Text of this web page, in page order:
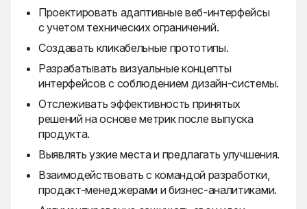
Проектировать адаптивные веб-интерфейсы
с учетом технических ограничений.
Создавать кликабельные прототипы.
Разрабатывать визуальные концепты
интерфейсов с соблюдением дизайн-системы.
Отслеживать эффективность принятых
решений на основе метрик после выпуска
продукта.
Выявлять узкие места и предлагать улучшения.
Взаимодействовать с командой разработки,
продакт-менеджерами и бизнес-аналитиками.